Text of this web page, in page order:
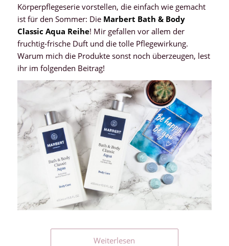
Körperpflegeserie vorstellen, die einfach wie gemacht
ist für den Sommer: Die Marbert Bath & Body
Classic Aqua Reihe! Mir gefallen vor allem der
fruchtig-frische Duft und die tolle Pflegewirkung.
Warum mich die Produkte sonst noch überzeugen, lest
ihr im folgenden Beitrag!
Weiterlesen